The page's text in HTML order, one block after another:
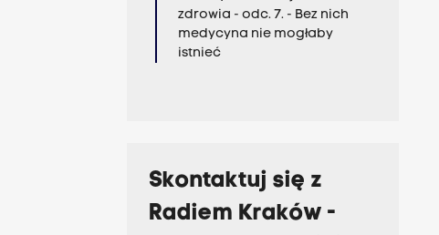
zdrowia - odc. 7. - Bez nich
medycyna nie mogłaby
istnieć
Skontaktuj się z
Radiem Kraków -